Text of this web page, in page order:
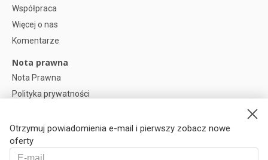
Otrzymuj powiadomienia e-mail i pierwszy zobacz nowe
oferty
Współpraca
Więcej o nas
Komentarze
Nota prawna
Nota Prawna
Polityka prywatności
Preferencje plików cookie
Help